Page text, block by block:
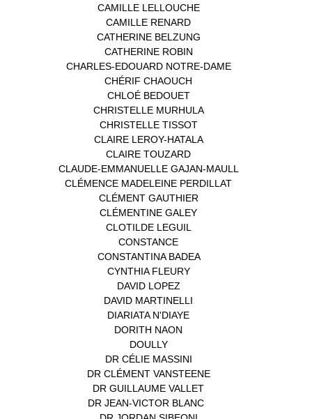
CAMILLE LELLOUCHE(1)
CAMILLE RENARD
CATHERINE BELZUNG
CATHERINE ROBIN
CHARLES-EDOUARD NOTRE-DAME(1)
CHÉRIF CHAOUCH
CHLOÉ BEDOUET(1)
CHRISTELLE MURHULA(1)
CHRISTELLE TISSOT(2)
CLAIRE LEROY-HATALA(1)
CLAIRE TOUZARD
CLAUDE-EMMANUELLE GAJAN-MAULL
CLÉMENCE MADELEINE PERDILLAT
CLÉMENT GAUTHIER
CLÉMENTINE GALEY
CLOTILDE LEGUIL
CONSTANCE
CONSTANTINA BADEA(1)
CYNTHIA FLEURY(2)
DAVID LOPEZ
DAVID MARTINELLI
DIARIATA N'DIAYE
DORITH NAON
DOULLY(1)
DR CÉLIE MASSINI
DR CLÉMENT VANSTEENE(1)
DR GUILLAUME VALLET
DR JEAN-VICTOR BLANC(12)